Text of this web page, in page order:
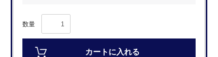
数量
カートに入れる